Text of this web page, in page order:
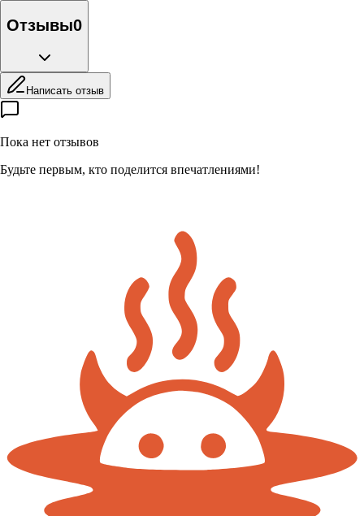
Отзывы0
Написать отзыв
Пока нет отзывов
Будьте первым, кто поделится впечатлениями!